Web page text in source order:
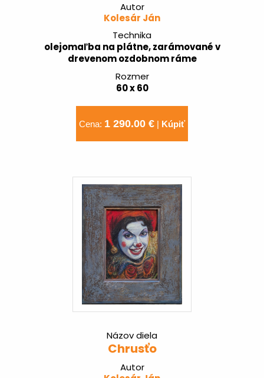
Autor
Kolesár Ján
Technika
olejomaľba na plátne, zarámované v
drevenom ozdobnom ráme
Rozmer
60 x 60
Cena: 1 290.00 € | Kúpiť
Názov diela
Chrusťo
Autor